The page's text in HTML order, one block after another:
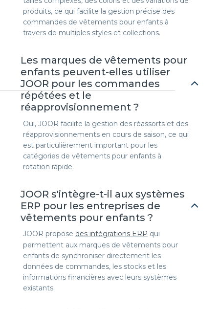
produits, ce qui facilite la gestion précise des
commandes de vêtements pour enfants à
travers de multiples styles et collections.
Les marques de vêtements pour
enfants peuvent-elles utiliser
JOOR pour les commandes
répétées et le
réapprovisionnement ?
Oui, JOOR facilite la gestion des réassorts et des
réapprovisionnements en cours de saison, ce qui
est particulièrement important pour les
catégories de vêtements pour enfants à
rotation rapide.
JOOR s'intègre-t-il aux systèmes
ERP pour les entreprises de
vêtements pour enfants ?
JOOR propose des intégrations ERP qui
permettent aux marques de vêtements pour
enfants de synchroniser directement les
données de commandes, les stocks et les
informations financières avec leurs systèmes
existants.